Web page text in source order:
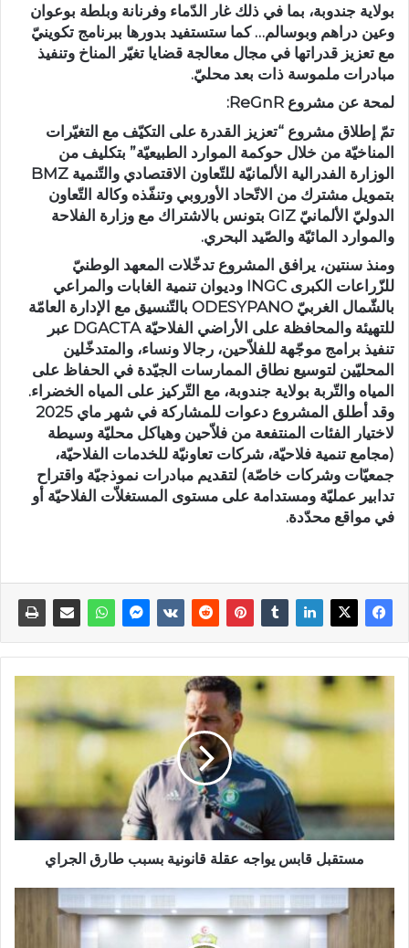
بولاية جندوبة، بما في ذلك غار الدّماء وفرنانة وبلطة بوعوان
وعين دراهم وبوسالم… كما ستستفيد بدورها ببرنامج تكوينيّ
مع تعزيز قدراتها في مجال معالجة قضايا تغيّر المناخ وتنفيذ
مبادرات ملموسة ذات بعد محليّ.
لمحة عن مشروع ReGnR:
تمّ إطلاق مشروع “تعزيز القدرة على التكيّف مع التغيّرات
المناخيّة من خلال حوكمة الموارد الطبيعيّة” بتكليف من
الوزارة الفدرالية الألمانيّة للتّعاون الاقتصادي والتّنمية BMZ
بتمويل مشترك من الاتّحاد الأوروبي وتنفّذه وكالة التّعاون
الدوليّ الألمانيّ GIZ بتونس بالاشتراك مع وزارة الفلاحة
والموارد المائيّة والصّيد البحري.
ومنذ سنتين، يرافق المشروع تدخّلات المعهد الوطنيّ
للزّراعات الكبرى INGC وديوان تنمية الغابات والمراعي
بالشّمال الغربيّ ODESYPANO بالتّنسيق مع الإدارة العامّة
للتهيئة والمحافظة على الأراضي الفلاحيّة DGACTA عبر
تنفيذ برامج موجّهة للفلاّحين، رجالا ونساء، والمتدخّلين
المحليّين لتوسيع نطاق الممارسات الجيّدة في الحفاظ على
المياه والتّربة بولاية جندوبة، مع التّركيز على المياه الخضراء.
وقد أطلق المشروع دعوات للمشاركة في شهر ماي 2025
لاختيار الفئات المنتفعة من فلاّحين وهياكل محليّة وسيطة
(مجامع تنمية فلاحيّة، شركات تعاونيّة للخدمات الفلاحيّة،
جمعيّات وشركات خاصّة) لتقديم مبادرات نموذجيّة واقتراح
تدابير عمليّة ومستدامة على مستوى المستغلاّت الفلاحيّة أو
في مواقع محدّدة.
مستقبل قابس يواجه عقلة قانونية بسبب طارق الجراي